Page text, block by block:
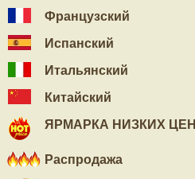
Французский
Испанский
Итальянский
Китайский
ЯРМАРКА НИЗКИХ ЦЕН
Распродажа